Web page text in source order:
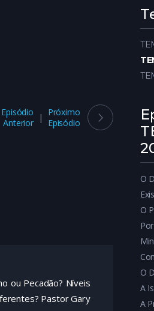
Episódio
Anterior
Próximo
Episódio
ou Pecadão? Níveis
Pastor Gary
O
A